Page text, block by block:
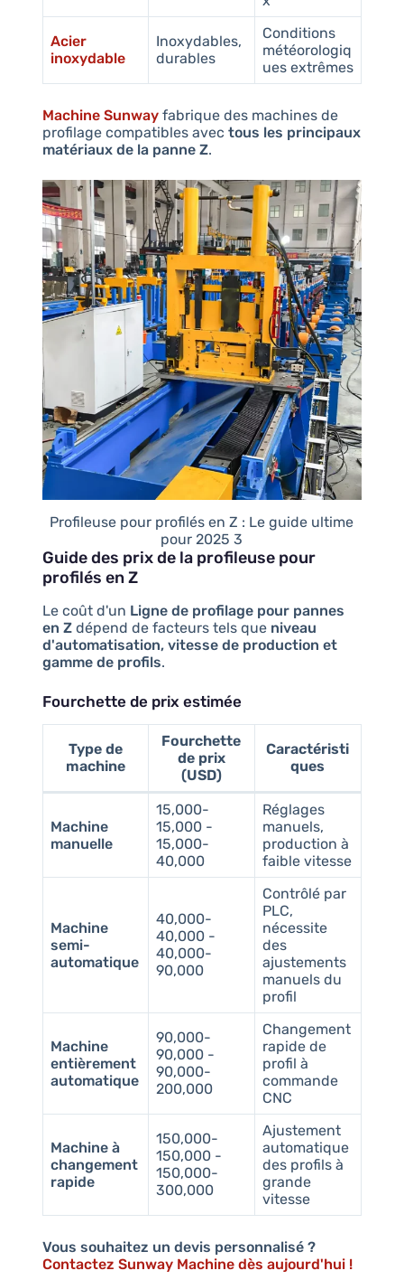
Acier
inoxydable
Inoxydables,
durables
Conditions
météorologiq
ues extrêmes
Machine Sunwayfabrique des machines de
profilage compatibles avec tous les principaux
matériaux de la panne Z.
Profileuse pour profilés en Z : Le guide ultime
pour 2025 3
Guide des prix de la profileuse pour
profilés en Z
Le coût d'un Ligne de profilage pour pannes
en Zdépend de facteurs tels que niveau
d'automatisation, vitesse de production et
gamme de profils.
Fourchette de prix estimée
Type de
machine
Fourchette
de prix
(USD)
Caractéristi
ques
Machine
manuelle
15,000-
15,000 -
15,000-
40,000
Réglages
manuels,
production à
faible vitesse
Machine
semi-
automatique
40,000-
40,000 -
40,000-
90,000
Contrôlé par
PLC,
nécessite
des
ajustements
manuels du
profil
Machine
entièrement
automatique
90,000-
90,000 -
90,000-
200,000
Changement
rapide de
profil à
commande
CNC
Machine à
changement
rapide
150,000-
150,000 -
150,000-
300,000
Ajustement
automatique
des profils à
grande
vitesse
Vous souhaitez un devis personnalisé ?
Contactez Sunway Machine dès aujourd'hui !